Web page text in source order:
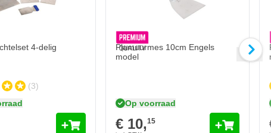
4-delig
(3)
Plamuurmes 10cm Engels
model
Op voorraad
€ 10,15